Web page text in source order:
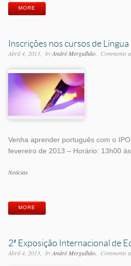
MORE
Inscrições nos cursos de
Abril 4, 2013 byAndré Mergulhão Comments
Venha aprender português com o
fevereiro de 2013 – Horário: 13h00
Categorias
Notícias
MORE
2ª Exposição Internacional de
Abril 4, 2013 byAndré Mergulhão Comments